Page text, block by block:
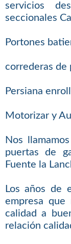
servicios
seccionales
Portones
correderas de
Persiana
Motorizar y
Nos
puertas de
Fuente la
Los años de
empresa que
calidad a
relación